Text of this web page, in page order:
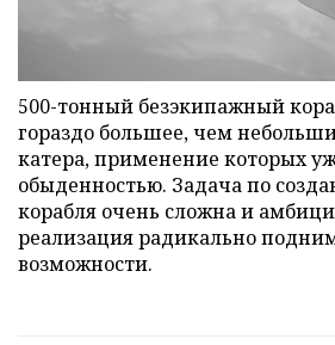
500-тонный безэкипажный
гораздо большее, чем
катера, применение которых
обыденностью. Задача по
корабля очень сложна и
реализация радикально
возможности.